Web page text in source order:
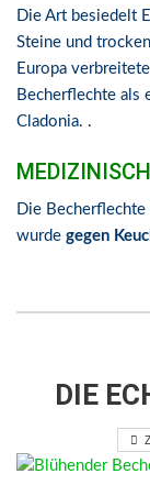
Die Art besiedelt
Steine und
Europa
Becherflechte als
Cladonia. .
Die
wurde gegen
DIE